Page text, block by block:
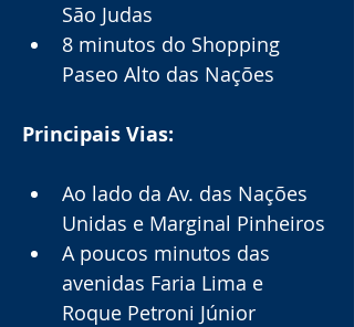
São Judas
8 minutos do Shopping
Paseo Alto das Nações
Principais Vias:
Ao lado da Av. das Nações
Unidas e Marginal Pinheiros
A poucos minutos das
avenidas Faria Lima e
Roque Petroni Júnior